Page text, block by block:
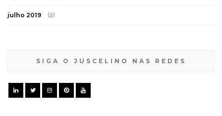
julho 2019 (2)
SIGA O JUSCELINO NAS REDES